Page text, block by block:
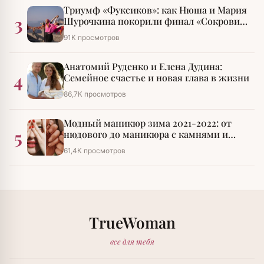
3
Триумф «Фуксиков»: как Нюша и Мария
Шурочкина покорили финал «Сокровищ
императора»
91К просмотров
4
Анатомий Руденко и Елена Дудина:
Семейное счастье и новая глава в жизни
86,7К просмотров
5
Модный маникюр зима 2021-2022: от
нюдового до маникюра с камнями и
стразами
61,4К просмотров
TrueWoman
все для тебя